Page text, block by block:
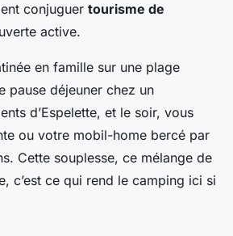
conjuguer tourisme de
active.
en famille sur une plage
pause déjeuner chez un
d’Espelette, et le soir, vous
ou votre mobil-home bercé par
Cette souplesse, ce mélange de
c’est ce qui rend le camping ici si